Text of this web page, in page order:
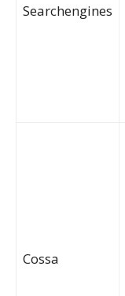
Searchengines
Cossa